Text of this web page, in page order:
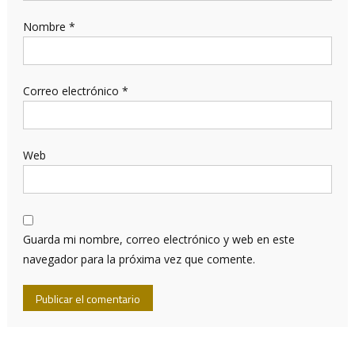
Nombre *
Correo electrónico *
Web
Guarda mi nombre, correo electrónico y web en este
navegador para la próxima vez que comente.